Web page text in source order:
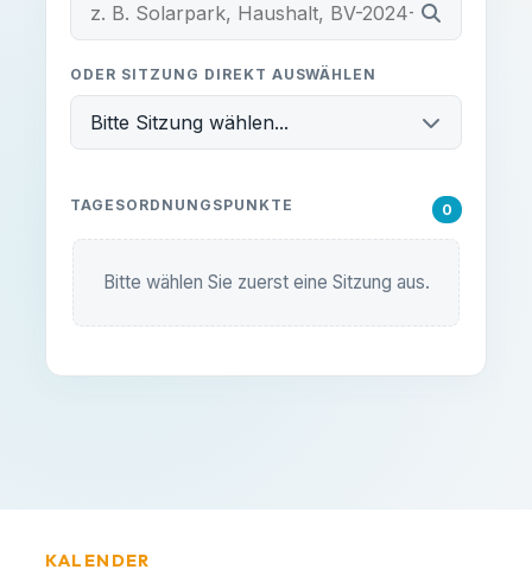
ODER SITZUNG DIREKT AUSWÄHLEN
Bitte Sitzung wählen...
TAGESORDNUNGSPUNKTE 0
Bitte wählen Sie zuerst eine Sitzung aus.
KALENDER